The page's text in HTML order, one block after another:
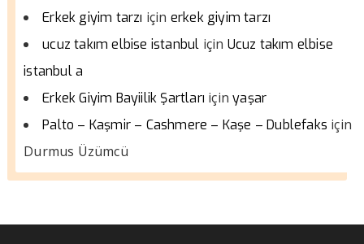
Erkek giyim tarzı için erkek giyim tarzı
ucuz takım elbise istanbul için Ucuz takım elbise
istanbul a
Erkek Giyim Bayiilik Şartları içinyaşar
Palto – Kaşmir – Cashmere – Kaşe – Dublefaks için
Durmus Üzümcü